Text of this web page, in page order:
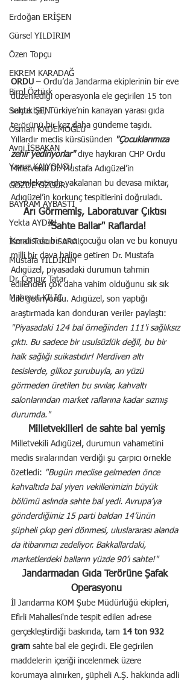
Erdoğan ERİŞEN
Gürsel YILDIRIM
Özen Topçu
EKREM KARADAĞ
Birol Öztürk
Selçuk ŞEN
Osman KADEMOĞLU
Avni İŞBAKAN
Yavuz KALYONCU
GÖZDE ÖZGÜR
BAYRAM AYBASTI
Yekta AYDIN
İsmail Tosun SARAL
Mustafa YILDIRIM
Dr. Cengiz Tatar
Mahmut KILIÇ
ORDU – Ordu’da Jandarma ekiplerinin bir eve
düzenlediği operasyonla ele geçirilen 15 ton
sahte bal, Türkiye’nin kanayan yarası gıda
terörünü bir kez daha gündeme taşıdı.
Yıllardır meclis kürsüsünden "Çocuklarımıza
zehir yediriyorlar" diye haykıran CHP Ordu
Milletvekili Dr. Mustafa Adıgüzel’in
memleketinde yakalanan bu devasa miktar,
Adıgüzel’in korkunç tespitlerini doğruladı.
Arı Görmemiş, Laboratuvar Çıktısı
"Sahte Ballar" Raflarda!
Kendisi de bir arıcı çocuğu olan ve bu konuyu
milli bir dava haline getiren Dr. Mustafa
Adıgüzel, piyasadaki durumun tahmin
edilenden çok daha vahim olduğunu sık sık
dile getiriyordu. Adıgüzel, son yaptığı
araştırmada kan donduran veriler paylaştı:
"Piyasadaki 124 bal örneğinden 111'i sağlıksız
çıktı. Bu sadece bir usulsüzlük değil, bu bir
halk sağlığı suikastıdır! Merdiven altı
tesislerde, glikoz şurubuyla, arı yüzü
görmeden üretilen bu sıvılar, kahvaltı
salonlarından market raflarına kadar sızmış
durumda."
Milletvekilleri de sahte bal yemiş
Milletvekili Adıgüzel, durumun vahametini
meclis sıralarından verdiği şu çarpıcı örnekle
özetledi: "Bugün meclise gelmeden önce
kahvaltıda bal yiyen vekillerimizin büyük
bölümü aslında sahte bal yedi. Avrupa’ya
gönderdiğimiz 15 parti baldan 14’ünün
şüpheli çıkıp geri dönmesi, uluslararası alanda
da itibarımızı zedeliyor. Bakkallardaki,
marketlerdeki balların yüzde 90’ı sahte!"
Jandarmadan Gıda Terörüne Şafak
Operasyonu
İl Jandarma KOM Şube Müdürlüğü ekipleri,
Efirli Mahallesi'nde tespit edilen adrese
gerçekleştirdiği baskında, tam 14 ton 932
gram sahte bal ele geçirdi. Ele geçirilen
maddelerin içeriği incelenmek üzere
korumaya alınırken, şüpheli A.Ş. hakkında adli